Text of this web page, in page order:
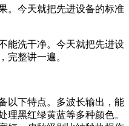
。今天就把先进设备的标准
能洗干净。今天就把先进设
完整讲一遍。
以下特点。多波长输出，能
理黑红绿黄蓝等多种颜色。